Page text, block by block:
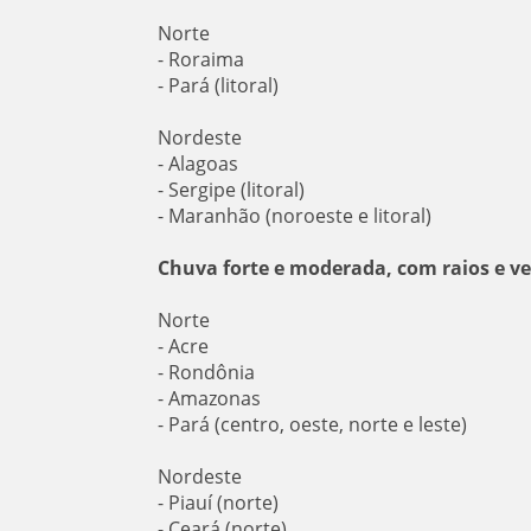
Norte
- Roraima
- Pará (litoral)
Nordeste
- Alagoas
- Sergipe (litoral)
- Maranhão (noroeste e litoral)
Chuva forte e moderada, com raios e
Norte
- Acre
- Rondônia
- Amazonas
- Pará (centro, oeste, norte e leste)
Nordeste
- Piauí (norte)